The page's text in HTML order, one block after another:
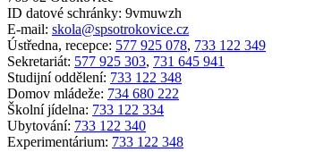
ID datové schránky: 9vmuwzh
E-mail: skola@spsotrokovice.cz
Ústředna, recepce: 577 925 078, 733 122 349
Sekretariát: 577 925 303, 731 645 941
Studijní oddělení: 733 122 348
Domov mládeže: 734 680 222
Školní jídelna: 733 122 334
Ubytování: 733 122 340
Experimentárium: 733 122 348